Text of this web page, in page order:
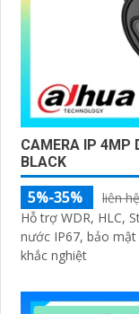
CAMERA IP 4MP
BLACK
5%-35%
liên hệ
Hỗ trợ WDR, HLC,
nước IP67, bảo
khắc nghiệt